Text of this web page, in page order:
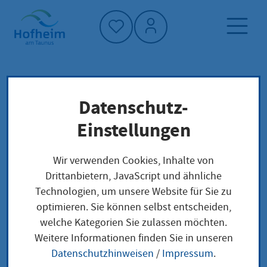
Startseite"
Dienstleistung-Finder
Lokale Anliegen
Herausgabe einer anonymisierten
Gerichtsentscheidung beantragen
Herausgabe einer
anonymisierten
Datenschutz-
Einstellungen
Wir verwenden Cookies, Inhalte von
Drittanbietern, JavaScript und ähnliche
Technologien, um unsere Website für Sie zu
optimieren. Sie können selbst entscheiden,
welche Kategorien Sie zulassen möchten.
Weitere Informationen finden Sie in unseren
Datenschutzhinweisen / Impressum.